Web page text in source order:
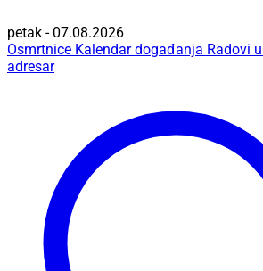
petak - 07.08.2026
Osmrtnice Kalendar događanja Radovi
adresar